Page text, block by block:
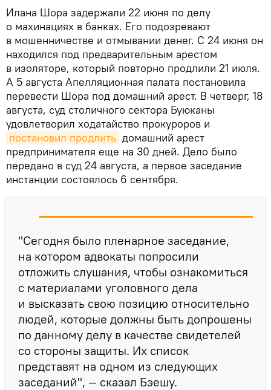
Илана Шора задержали 22 июня по делу
о махинациях в банках. Его подозревают
в мошенничестве и отмывании денег. С 24 июня он
находился под предварительным арестом
в изоляторе, который повторно продлили 21 июля.
А 5 августа Апелляционная палата постановила
перевести Шора под домашний арест. В четверг, 18
августа, суд столичного сектора Буюканы
удовлетворил ходатайство прокуроров и
постановил продлить домашний арест
предпринимателя еще на 30 дней. Дело было
передано в суд 24 августа, а первое заседание
инстанции состоялось 6 сентября.
"Сегодня было пленарное заседание,
на котором адвокаты попросили
отложить слушания, чтобы ознакомиться
с материалами уголовного дела
и высказать свою позицию относительно
людей, которые должны быть допрошены
по данному делу в качестве свидетелей
со стороны защиты. Их список
представят на одном из следующих
заседаний", — сказал Бэешу.